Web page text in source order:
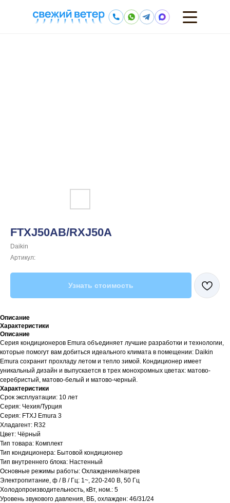
FTXJ50AB/RXJ50A
Daikin
Артикул:
Узнать стоимость
Описание
Характеристики
Описание
Серия кондиционеров Emura объединяет лучшие разработки и технологии,
которые помогут вам добиться идеального климата в помещении: Daikin
Emura сохранит прохладу летом и тепло зимой. Кондиционер имеет
уникальный дизайн и выпускается в трех монохромных цветах: матово-
серебристый, матово-белый и матово-черный.
Характеристики
Срок эксплуатации: 10 лет
Серия: Чехия/Турция
Серия: FTXJ Emura 3
Хладагент: R32
Цвет: Чёрный
Тип товара: Комплект
Тип кондиционера: Бытовой кондиционер
Тип внутреннего блока: Настенный
Основные режимы работы: Охлаждение/нагрев
Электропитание, ф / В / Гц: 1~, 220-240 В, 50 Гц
Холодопроизводительность, кВт, ном.: 5
Уровень звукового давления, ВБ, охлажден: 46/31/24